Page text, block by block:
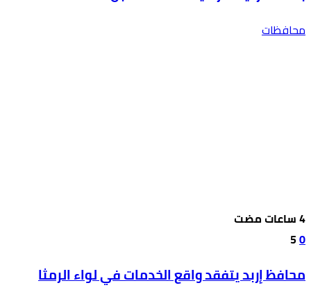
محافظات
0
5
محافظ إربد يتفقد واقع الخدمات في لواء الرمثا